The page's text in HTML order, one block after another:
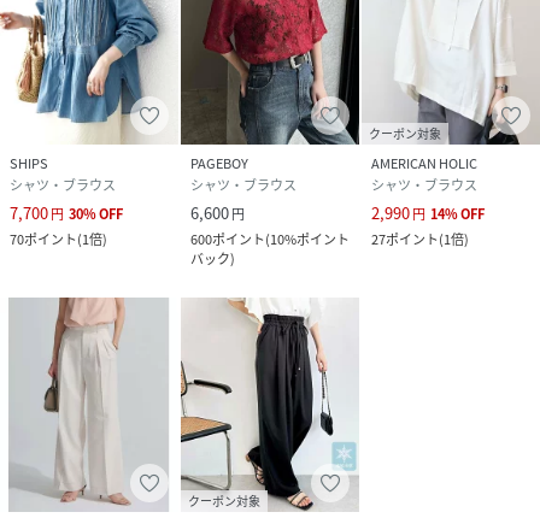
SHIPS
シャツ・ブラウス
7,700円 30%OFF
70ポイント(1倍)
PAGEBOY
シャツ・ブラウス
6,600円
600ポイント(10%ポイント
バック)
クーポン対象
AMERICAN HOLIC
シャツ・ブラウス
2,990円 14%OFF
27ポイント(1倍)
クーポン対象